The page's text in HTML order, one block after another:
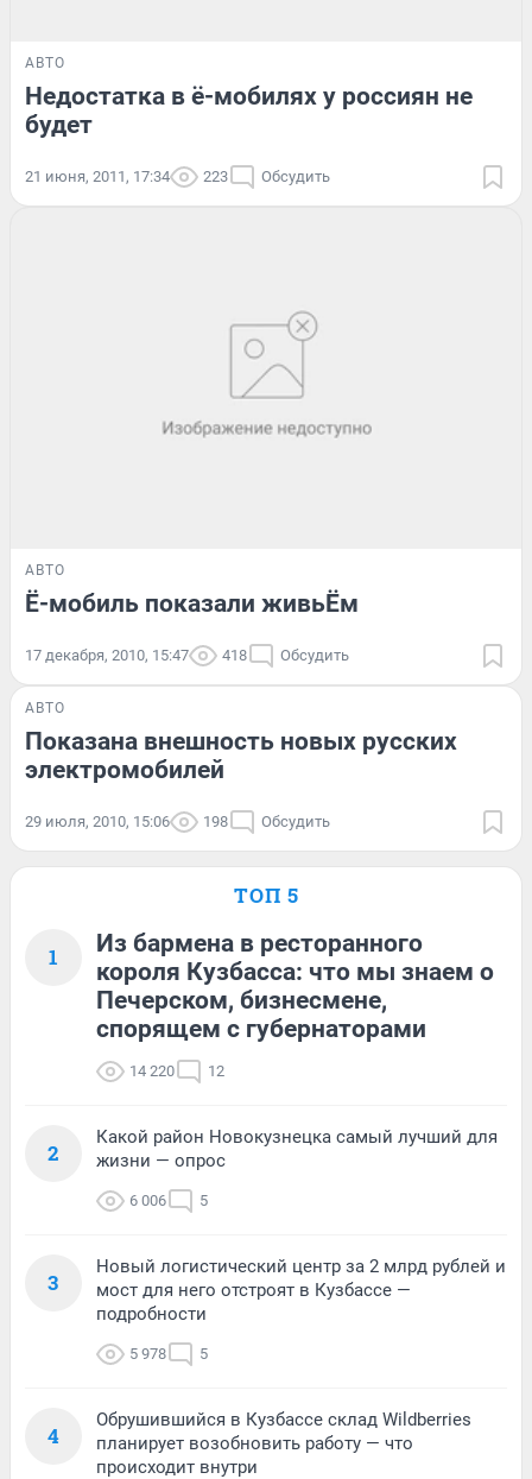
АВТО
Недостатка в ё-мобилях у россиян не
будет
21 июня, 2011, 17:34 223 Обсудить
АВТО
Ё-мобиль показали живьЁм
17 декабря, 2010, 15:47 418 Обсудить
АВТО
Показана внешность новых русских
электромобилей
29 июля, 2010, 15:06 198 Обсудить
ТОП 5
1
Из бармена в ресторанного
короля Кузбасса: что мы знаем о
Печерском, бизнесмене,
спорящем с губернаторами
14 220 12
2
Какой район Новокузнецка самый лучший для
жизни — опрос
6 006 5
3
Новый логистический центр за 2 млрд рублей и
мост для него отстроят в Кузбассе —
подробности
5 978 5
4
Обрушившийся в Кузбассе склад Wildberries
планирует возобновить работу — что
происходит внутри